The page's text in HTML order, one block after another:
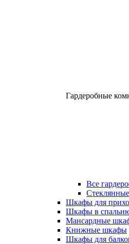
Гардеробные
Все
Шкафы для
Шкафы в
Мансардные
Книжные шкафы
Шкафы для